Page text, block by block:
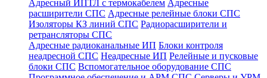
Адресный ИПТЛ с термокабелем Адресные
расширители СПС Адресные релейные блоки СПС
Изоляторы КЗ линий СПС Радиорасширители и
ретрансляторы СПС
Адресные радиоканальные ИП Блоки контроля
неадресной СПС Неадресные ИП Релейные и пусковые
блоки СПС Вспомогательное оборудование СПС